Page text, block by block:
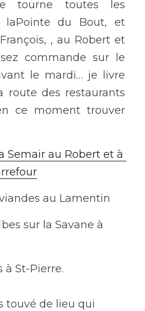
tourne toutes les
laPointe du Bout, et
, au Robert et
commande sur le
le mardi… je livre
route des restaurants
ce moment trouver
Semair au Robert et à
au Lamentin
sur la Savane à
à St-Pierre.
touvé de lieu qui